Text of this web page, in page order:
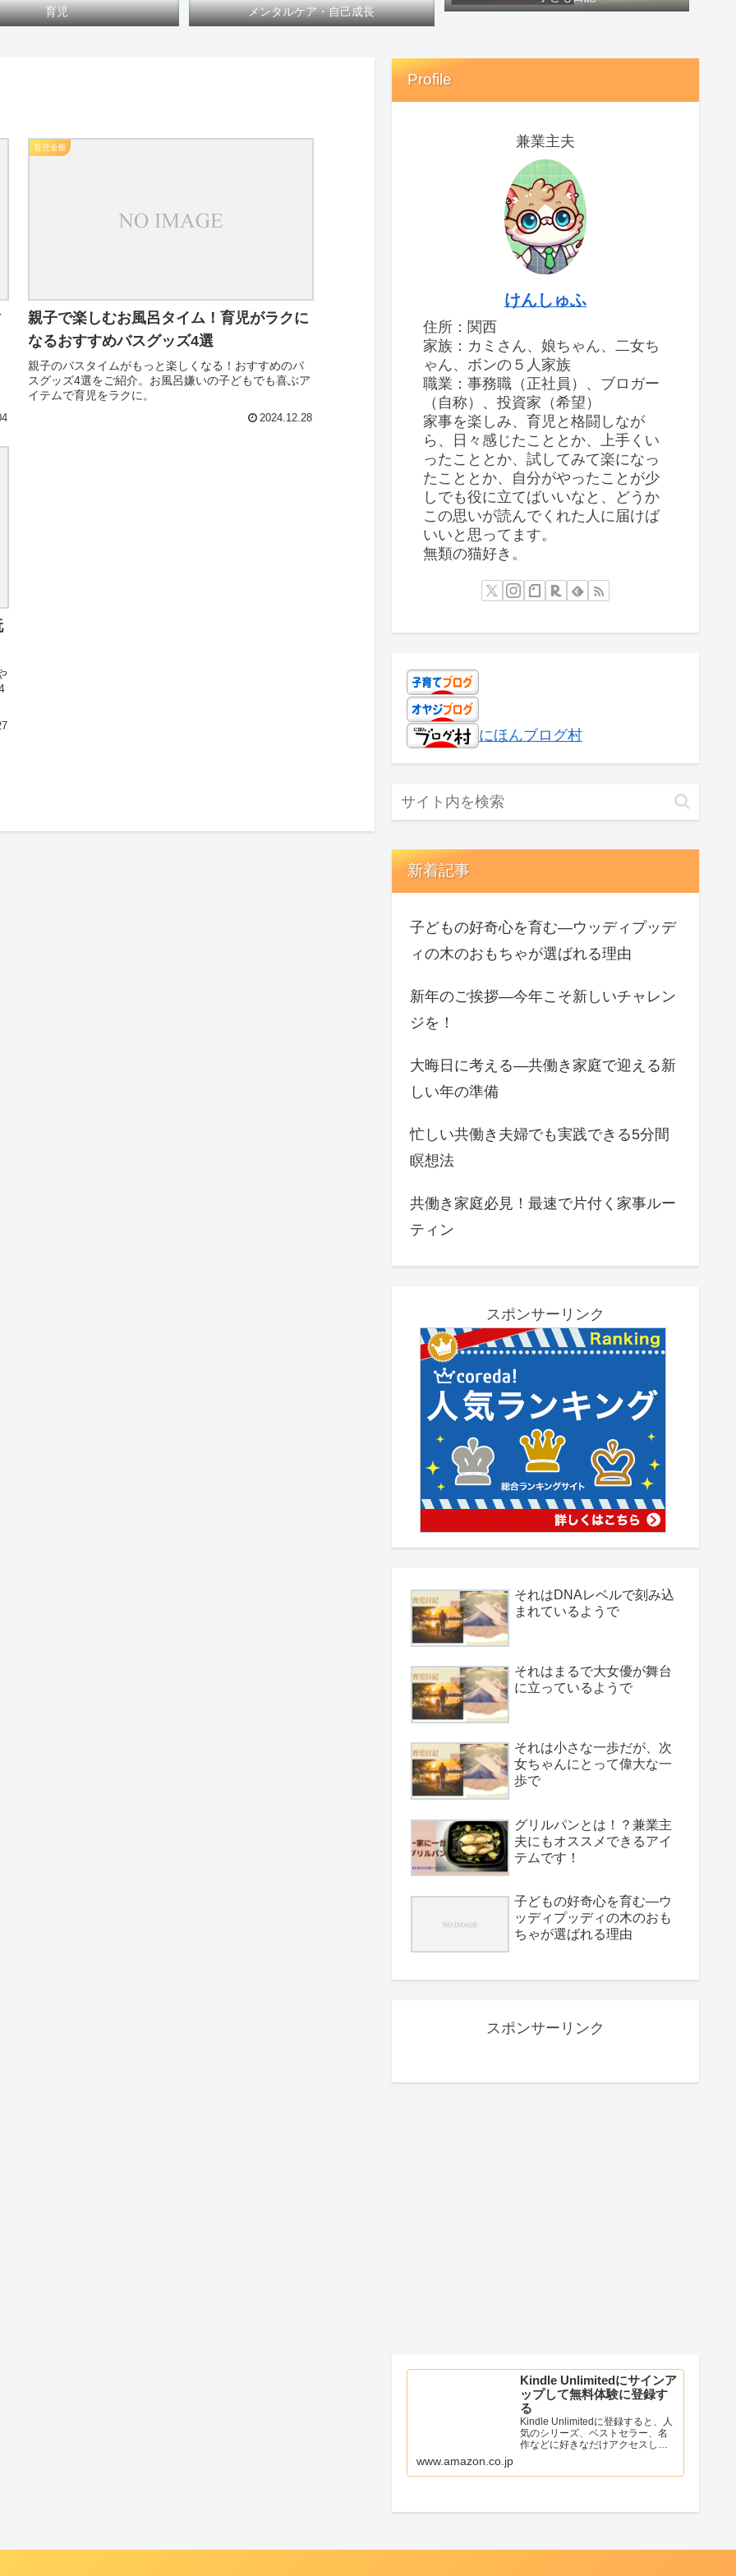
育児 メンタルケア・自己成長
育児全般
親子で楽しむお風呂タイム！育児がラクに
なるおすすめバスグッズ4選
親子のバスタイムがもっと楽しくなる！おすすめのバ
スグッズ4選をご紹介。お風呂嫌いの子どもでも喜ぶア
イテムで育児をラクに。
2024.12.28
Profile
兼業主夫
けんしゅふ
住所：関西
家族：カミさん、娘ちゃん、二女ち
ゃん、ボンの５人家族
職業：事務職（正社員）、ブロガー
（自称）、投資家（希望）
家事を楽しみ、育児と格闘しなが
ら、日々感じたこととか、上手くい
ったこととか、試してみて楽になっ
たこととか、自分がやったことが少
しでも役に立てばいいなと、どうか
この思いが読んでくれた人に届けば
いいと思ってます。
無類の猫好き。
にほんブログ村
新着記事
子どもの好奇心を育む—ウッディプッデ
ィの木のおもちゃが選ばれる理由
新年のご挨拶—今年こそ新しいチャレン
ジを！
大晦日に考える—共働き家庭で迎える新
しい年の準備
忙しい共働き夫婦でも実践できる5分間
瞑想法
共働き家庭必見！最速で片付く家事ルー
ティン
スポンサーリンク
それはDNAレベルで刻み込
まれているようで
それはまるで大女優が舞台
に立っているようで
それは小さな一歩だが、次
女ちゃんにとって偉大な一
歩で
グリルパンとは！？兼業主
夫にもオススメできるアイ
テムです！
子どもの好奇心を育む—ウ
ッディプッディの木のおも
ちゃが選ばれる理由
スポンサーリンク
Kindle Unlimitedにサインア
ップして無料体験に登録す
る
Kindle Unlimitedに登録すると、人
気のシリーズ、ベストセラー、名
作などに好きなだけアクセスし
www.amazon.co.jp